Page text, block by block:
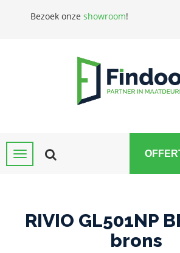
Bezoek onze showroom!
RIVIO GL501NP
brons